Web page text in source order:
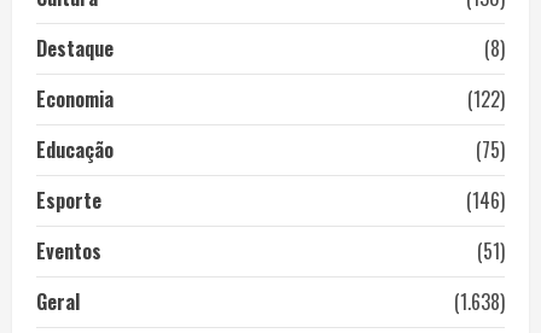
Destaque
(8)
Economia
(122)
Educação
(75)
Esporte
(146)
Eventos
(51)
Geral
(1.638)